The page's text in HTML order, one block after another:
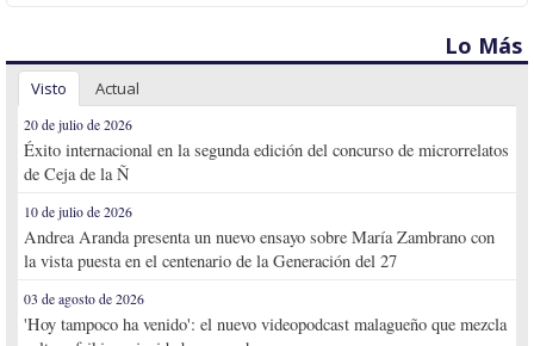
Lo Más
Visto Actual
20 de julio de 2026
Éxito internacional en la segunda edición del concurso de microrrelatos
de Ceja de la Ñ
10 de julio de 2026
Andrea Aranda presenta un nuevo ensayo sobre María Zambrano con
la vista puesta en el centenario de la Generación del 27
03 de agosto de 2026
'Hoy tampoco ha venido': el nuevo videopodcast malagueño que mezcla